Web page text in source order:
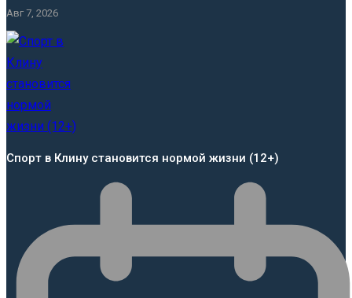
Авг 7, 2026
Спорт в Клину становится нормой жизни (12+)